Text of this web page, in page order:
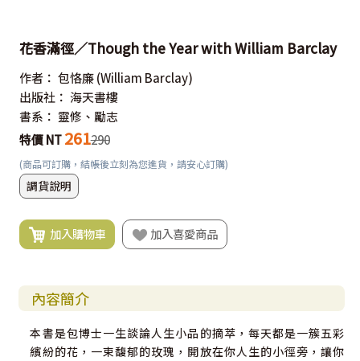
花香滿徑／Though the Year with William Barclay
作者： 包恪廉 (William Barclay)
出版社： 海天書樓
書系： 靈修、勵志
特價 NT 261290
(商品可訂購，結帳後立刻為您進貨，請安心訂購)
調貨說明
加入購物車 加入喜愛商品
內容簡介
本書是包博士一生談論人生小品的摘萃，每天都是一簇五彩
繽紛的花，一束馥郁的玫瑰，開放在你人生的小徑旁，讓你